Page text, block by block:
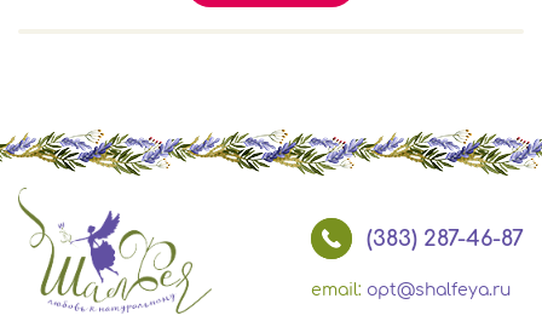
(383) 287-46-87
email: opt@shalfeya.ru